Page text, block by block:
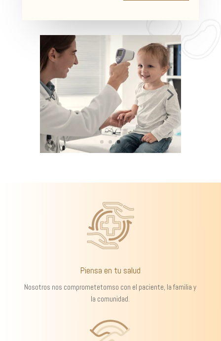
Piensa en tu salud
Nosotros nos comprometetomso con el paciente, la familia y
la comunidad.